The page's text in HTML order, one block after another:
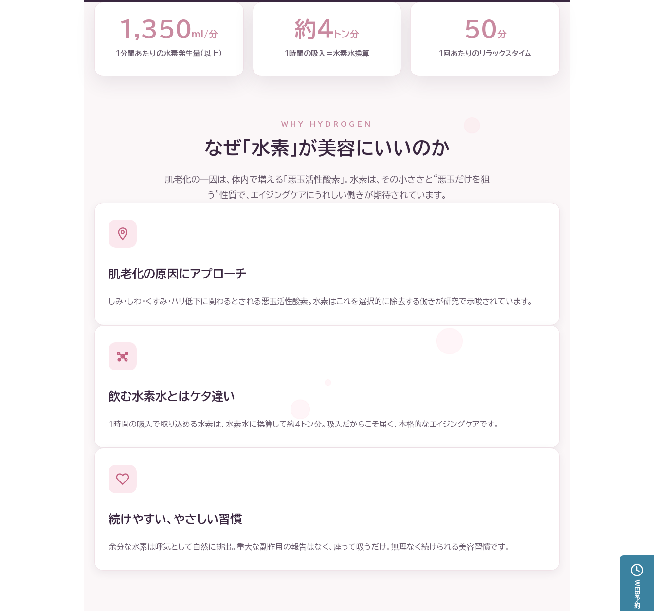
1,350 ml/分
1分間あたりの水素発生量（以上）
約4 トン分
1時間の吸入＝水素水換算
50分
1回あたりのリラックスタイム
WHY HYDROGEN
なぜ「水素」が美容にいいのか
肌老化の一因は、体内で増える「悪玉活性酸素」。水素は、その小ささと“悪玉だけを狙
う”性質で、エイジングケアにうれしい働きが期待されています。
肌老化の原因にアプローチ
しみ・しわ・くすみ・ハリ低下に関わるとされる悪玉活性酸素。水素はこれを選択的に除去する働きが研究で示唆されています。
飲む水素水とはケタ違い
1時間の吸入で取り込める水素は、水素水に換算して約4トン分。吸入だからこそ届く、本格的なエイジングケアです。
続けやすい、やさしい習慣
余分な水素は呼気として自然に排出。重大な副作用の報告はなく、座って吸うだけ。無理なく続けられる美容習慣です。
WEB予約